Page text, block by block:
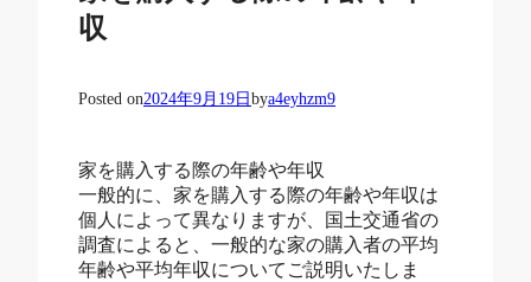
収
Posted on2024年9月19日 bya4eyhzm9
家を購入する際の年齢や年収
一般的に、家を購入する際の年齢や年収は
個人によって異なりますが、国土交通省の
調査によると、一般的な家の購入者の平均
年齢や平均年収についてご説明いたしま